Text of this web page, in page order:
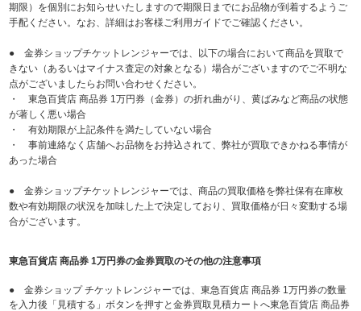
期限）を個別にお知らせいたしますので期限日までにお品物が到着するようご
手配ください。なお、詳細はお客様ご利用ガイドでご確認ください。
● 金券ショップチケットレンジャーでは、以下の場合において商品を買取で
きない（あるいはマイナス査定の対象となる）場合がございますのでご不明な
点がございましたらお問い合わせください。
・ 東急百貨店 商品券 1万円券（金券）の折れ曲がり、黄ばみなど商品の状態
が著しく悪い場合
・ 有効期限が上記条件を満たしていない場合
・ 事前連絡なく店舗へお品物をお持込されて、弊社が買取できかねる事情が
あった場合
● 金券ショップチケットレンジャーでは、商品の買取価格を弊社保有在庫枚
数や有効期限の状況を加味した上で決定しており、買取価格が日々変動する場
合がございます。
東急百貨店 商品券 1万円券の金券買取のその他の注意事項
● 金券ショップ チケットレンジャーでは、東急百貨店 商品券 1万円券の数量
を入力後「見積する」ボタンを押すと金券買取見積カートへ東急百貨店 商品券